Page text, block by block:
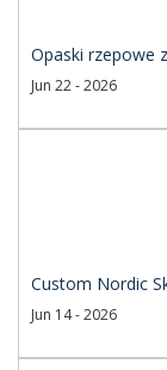
Opaski rzepowe
Jun 22 - 2026
Custom Nordic
Jun 14 - 2026